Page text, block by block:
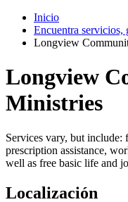
Inicio
Encuentra servicios,
Longview
Longview
Ministries
Services vary, but include:
prescription assistance,
well as free basic life and
Localización